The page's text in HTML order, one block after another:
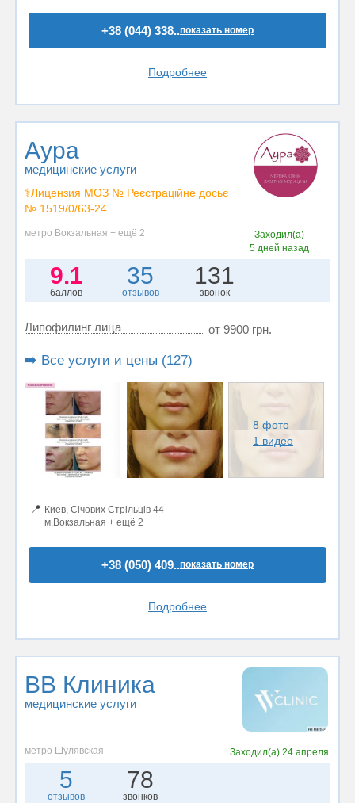
+38 (044) 338..показать номер
Подробнее
Аура
медицинские услуги
⚕️Лицензия МОЗ № Реєстраційне досьє
№ 1519/0/63-24
метро Вокзальная + ещё 2
Заходил(а)
5 дней назад
9.1
баллов
35
отзывов
131
звонок
Липофилинг лица от 9900 грн.
➡️ Все услуги и цены (127)
8 фото
1 видео
📍 Киев, Січових Стрільців 44
м.Вокзальная + ещё 2
+38 (050) 409..показать номер
Подробнее
ВВ Клиника
медицинские услуги
метро Шулявская Заходил(а)24 апреля
5
отзывов
78
звонков